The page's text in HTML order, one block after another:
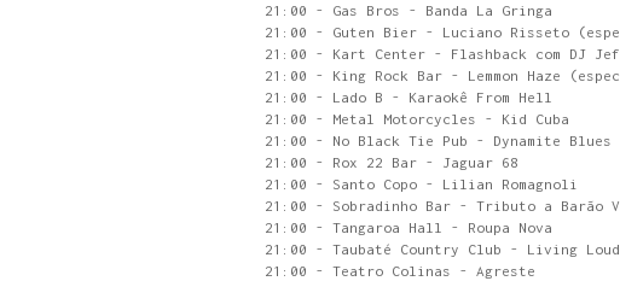
21:00 - Gas Bros - Banda La Gringa
21:00 - Guten Bier - Luciano Risseto
21:00 - Kart Center - Flashback com DJ
21:00 - King Rock Bar - Lemmon Haze
21:00 - Lado B - Karaokê From Hell
21:00 - Metal Motorcycles - Kid Cuba
21:00 - No Black Tie Pub - Dynamite Blues
21:00 - Rox 22 Bar - Jaguar 68
21:00 - Santo Copo - Lilian Romagnoli
21:00 - Sobradinho Bar - Tributo a Barão
21:00 - Tangaroa Hall - Roupa Nova
21:00 - Taubaté Country Club - Living Loud
21:00 - Teatro Colinas - Agreste